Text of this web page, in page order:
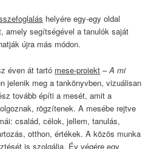
helyére egy-egy oldal
amely segítségével a tanulók saját
újra más módon.
éven át tartó mese-projekt –A mi
jelenik meg a tankönyvben, vizuálisan
tovább építi a mesét, amit a
rögzítenek. A mesébe rejtve
család, célok, jellem, tanulás,
otthon, értékek. A közös munka
is szolgálja. Év végére egy